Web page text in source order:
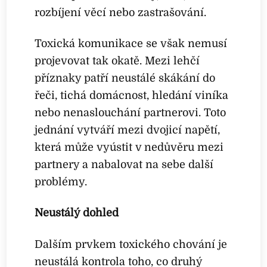
rozbíjení věcí nebo zastrašování.
Toxická komunikace se však nemusí
projevovat tak okatě. Mezi lehčí
příznaky patří neustálé skákání do
řeči, tichá domácnost, hledání viníka
nebo nenaslouchání partnerovi. Toto
jednání vytváří mezi dvojicí napětí,
která může vyústit v nedůvěru mezi
partnery a nabalovat na sebe další
problémy.
Neustálý dohled
Dalším prvkem toxického chování je
neustálá kontrola toho, co druhý